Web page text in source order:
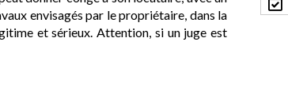
envisagés par le propriétaire, dans la
et sérieux. Attention, si un juge est